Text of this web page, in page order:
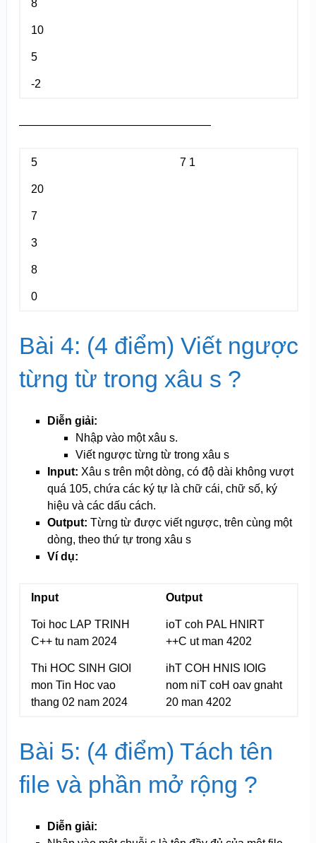
8
10
5
-2
—————————————————
5 7 1
20
7
3
8
0
Bài 4: (4 điểm) Viết ngược
từng từ trong xâu s ?
Diễn giải:
Nhập vào một xâu s.
Viết ngược từng từ trong xâu s
Input: Xâu s trên một dòng, có độ dài không vượt
quá 105, chứa các ký tự là chữ cái, chữ số, ký
hiệu và các dấu cách.
Output: Từng từ được viết ngược, trên cùng một
dòng, theo thứ tự trong xâu s
Ví dụ:
Input Output
Toi hoc LAP TRINH
C++ tu nam 2024
ioT coh PAL HNIRT
++C ut man 4202
Thi HOC SINH GIOI
mon Tin Hoc vao
thang 02 nam 2024
ihT COH HNIS IOIG
nom niT coH oav gnaht
20 man 4202
Bài 5: (4 điểm) Tách tên
file và phần mở rộng ?
Diễn giải: